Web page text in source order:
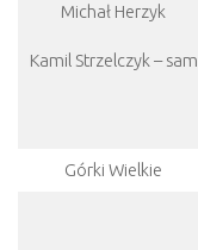
Michał Herzyk
Kamil Strzelczyk – sam
Górki Wielkie